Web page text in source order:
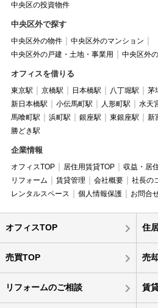
中央区の投資物件
中央区外で探す
中央区外の物件
中央区外のマンション
中央区外の戸建・土地・事業用
中央区外
オフィスを借りる
東京駅 京橋駅 日本橋駅 八丁堀駅 茅
新日本橋駅
小伝馬町駅 人形町駅 水天
馬喰町駅
浜町駅 銀座駅 東銀座駅 新
勝どき駅
企業情報
オフィスTOP 居住用賃貸TOP 収益・居
リフォーム
賃貸管理 会社概要 社長の
レンタルスペース
個人情報保護 お問合
オフィスTOP 住
売買TOP 売
リフォームのご相談 賃